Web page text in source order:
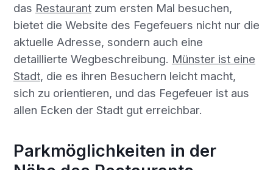
das Restaurantzum ersten Mal besuchen,
bietet die Website des Fegefeuers nicht nur die
aktuelle Adresse, sondern auch eine
detaillierte Wegbeschreibung. Münster ist eine
Stadt, die es ihren Besuchern leicht macht,
sich zu orientieren, und das Fegefeuer ist aus
allen Ecken der Stadt gut erreichbar.
Parkmöglichkeiten in der